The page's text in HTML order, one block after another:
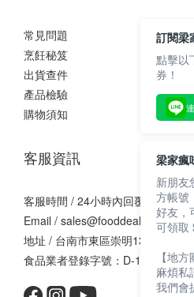
常見問題
烹飪秘笈
出貨查件
產品檢驗
購物須知
客服資訊
客服時間 / 24小時內回覆
Email / sales@fooddealer.com.tw
地址 / 台南市東區崇明13街10巷62
食品業者登錄字號：D-
訂閱梁
點擊以
券！
梁家瘋
新朋友
方帳號
好友，
可領取
【地
麻煩私
我們會